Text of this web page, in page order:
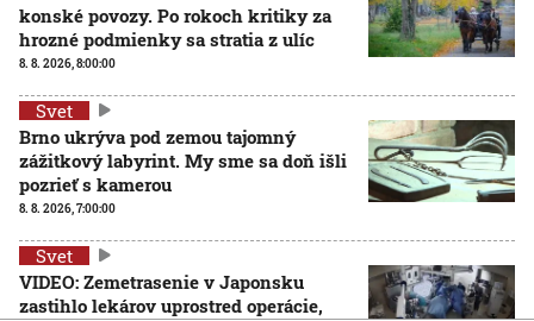
konské povozy. Po rokoch kritiky za
hrozné podmienky sa stratia z ulíc
8. 8. 2026, 8:00:00
Svet
Brno ukrýva pod zemou tajomný
zážitkový labyrint. My sme sa doň išli
pozrieť s kamerou
8. 8. 2026, 7:00:00
Svet
VIDEO: Zemetrasenie v Japonsku
zastihlo lekárov uprostred operácie,